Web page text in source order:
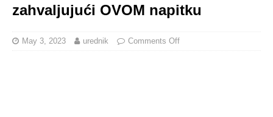
zahvaljujući OVOM napitku
May 3, 2023 urednik Comments Off